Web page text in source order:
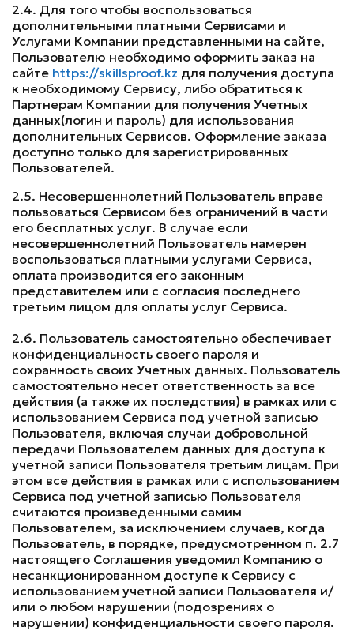
2.4. Для того чтобы воспользоваться
дополнительными платными Сервисами и
Услугами Компании представленными на сайте,
Пользователю необходимо оформить заказ на
сайте https://skillsproof.kz для получения доступа
к необходимому Сервису, либо обратиться к
Партнерам Компании для получения Учетных
данных(логин и пароль) для использования
дополнительных Сервисов. Оформление заказа
доступно только для зарегистрированных
Пользователей.
2.5. Несовершеннолетний Пользователь вправе
пользоваться Сервисом без ограничений в части
его бесплатных услуг. В случае если
несовершеннолетний Пользователь намерен
воспользоваться платными услугами Сервиса,
оплата производится его законным
представителем или с согласия последнего
третьим лицом для оплаты услуг Сервиса.
2.6. Пользователь самостоятельно обеспечивает
конфиденциальность своего пароля и
сохранность своих Учетных данных. Пользователь
самостоятельно несет ответственность за все
действия (а также их последствия) в рамках или с
использованием Сервиса под учетной записью
Пользователя, включая случаи добровольной
передачи Пользователем данных для доступа к
учетной записи Пользователя третьим лицам. При
этом все действия в рамках или с использованием
Сервиса под учетной записью Пользователя
считаются произведенными самим
Пользователем, за исключением случаев, когда
Пользователь, в порядке, предусмотренном п. 2.7
настоящего Соглашения уведомил Компанию о
несанкционированном доступе к Сервису с
использованием учетной записи Пользователя и/
или о любом нарушении (подозрениях о
нарушении) конфиденциальности своего пароля.